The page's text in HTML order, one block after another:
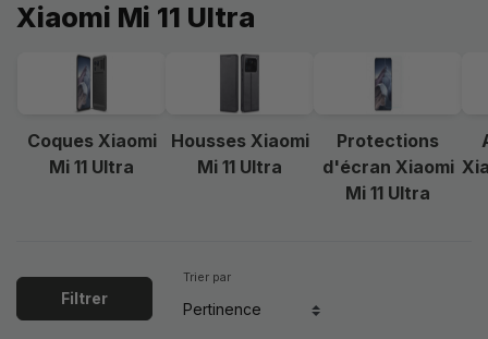
Xiaomi Mi 11 Ultra
Coques Xiaomi
Mi 11 Ultra
Housses Xiaomi
Mi 11 Ultra
Protections
d'écran Xiaomi
Mi 11 Ultra
Filtrer
Trier par